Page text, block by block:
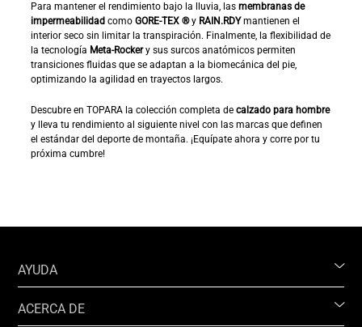
Para mantener el rendimiento bajo la lluvia, las membranas de
impermeabilidad como GORE-TEX ®y RAIN.RDYmantienen el
interior seco sin limitar la transpiración. Finalmente, la flexibilidad de
la tecnología Meta-Rockery sus surcos anatómicos permiten
transiciones fluidas que se adaptan a la biomecánica del pie,
optimizando la agilidad en trayectos largos.
Descubre en TOPARA la colección completa de calzado para hombre
y lleva tu rendimiento al siguiente nivel con las marcas que definen
el estándar del deporte de montaña. ¡Equípate ahora y corre por tu
próxima cumbre!
AYUDA
ACERCA DE